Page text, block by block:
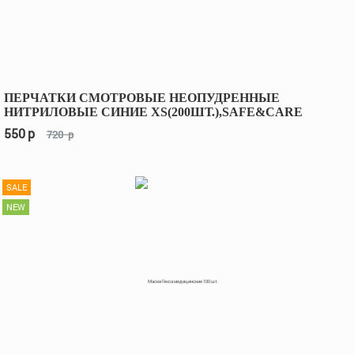
ПЕРЧАТКИ СМОТРОВЫЕ НЕОПУДРЕННЫЕ
НИТРИЛОВЫЕ СИНИЕ XS(200ШТ.),SAFE&CARE
550p 720 p
SALE
NEW